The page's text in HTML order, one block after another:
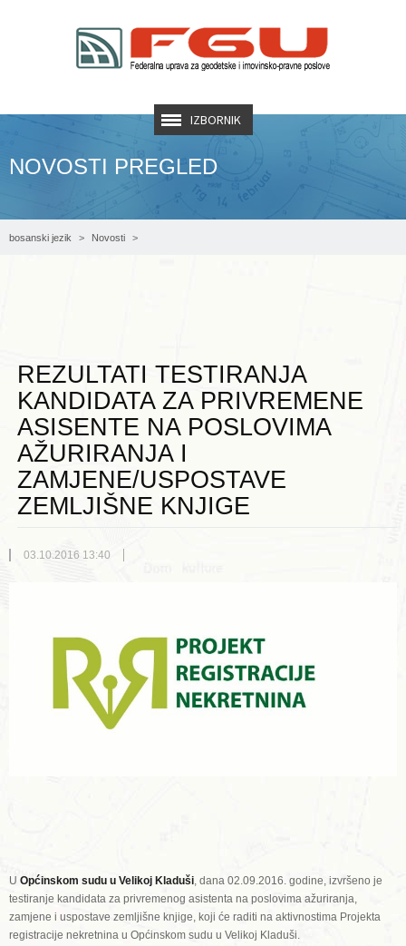
IZBORNIK
NOVOSTI PREGLED
bosanski jezik Novosti
REZULTATI TESTIRANJA
KANDIDATA ZA PRIVREMENE
ASISENTE NA POSLOVIMA
AŽURIRANJA I
ZAMJENE/USPOSTAVE
ZEMLJIŠNE KNJIGE
03.10.2016 13:40
U Općinskom sudu u Velikoj Kladuši, dana 02.09.2016. godine, izvršeno je
testiranje kandidata za privremenog asistenta na poslovima ažuriranja,
zamjene i uspostave zemljišne knjige, koji će raditi na aktivnostima Projekta
registracije nekretnina u Općinskom sudu u Velikoj Kladuši.